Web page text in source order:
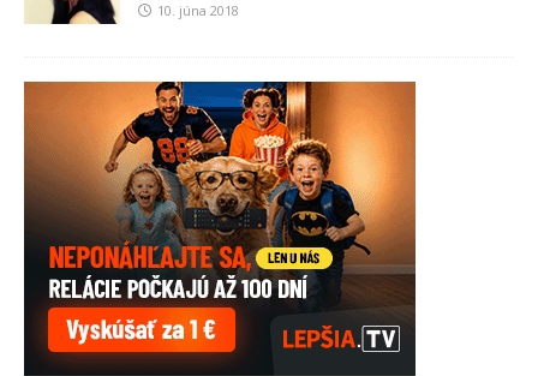
10. júna 2018